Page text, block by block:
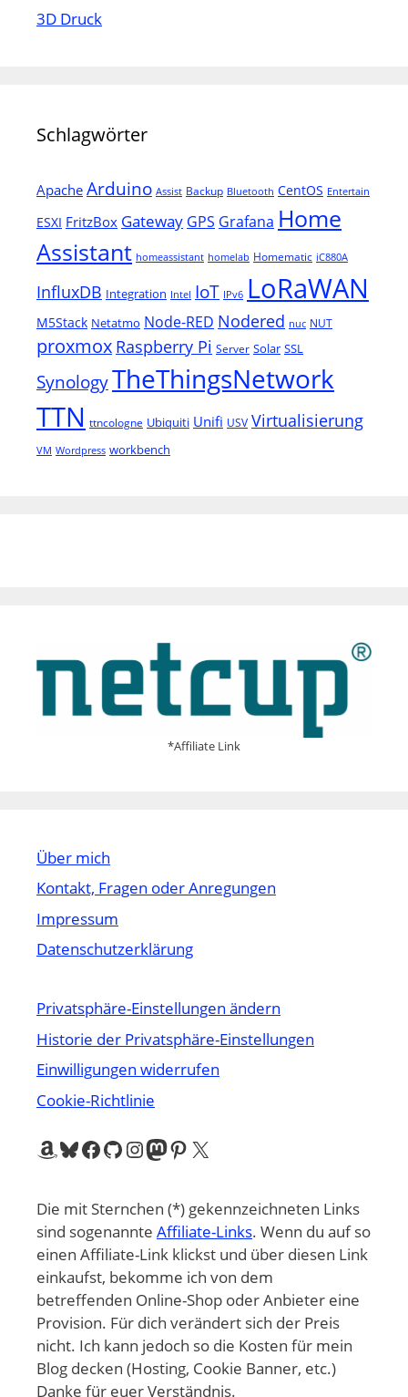
3D Druck
Schlagwörter
Apache Arduino Assist Backup Bluetooth CentOS Entertain
ESXI FritzBox Gateway GPS Grafana Home
Assistant homeassistant homelab Homematic iC880A
InfluxDB Integration Intel IoT IPv6 LoRaWAN
M5Stack Netatmo Node-RED Nodered nuc NUT
proxmox Raspberry Pi Server Solar SSL
SynologyTheThingsNetwork
TTN ttncologne Ubiquiti Unifi USV Virtualisierung
VM Wordpress workbench
*Affiliate Link
Über mich
Kontakt, Fragen oder Anregungen
Impressum
Datenschutzerklärung
Privatsphäre-Einstellungen ändern
Historie der Privatsphäre-Einstellungen
Einwilligungen widerrufen
Cookie-Richtlinie
Amazon
Bluesky
Facebook
GitHub
Instagram
Mastodon
Pinterest
X
Die mit Sternchen (*) gekennzeichneten Links
sind sogenannte Affiliate-Links. Wenn du auf so
einen Affiliate-Link klickst und über diesen Link
einkaufst, bekomme ich von dem
betreffenden Online-Shop oder Anbieter eine
Provision. Für dich verändert sich der Preis
nicht. Ich kann jedoch so die Kosten für mein
Blog decken (Hosting, Cookie Banner, etc.)
Danke für euer Verständnis.